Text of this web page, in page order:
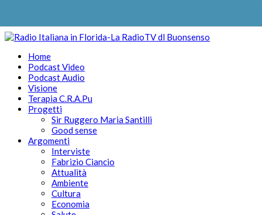
Home
Podcast Video
Podcast Audio
Visione
Terapia C.R.A.Pu
Progetti
Sir Ruggero Maria Santilli
Good sense
Argomenti
Interviste
Fabrizio Ciancio
Attualità
Ambiente
Cultura
Economia